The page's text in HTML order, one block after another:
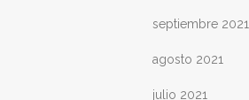
septiembre 2021
agosto 2021
julio 2021